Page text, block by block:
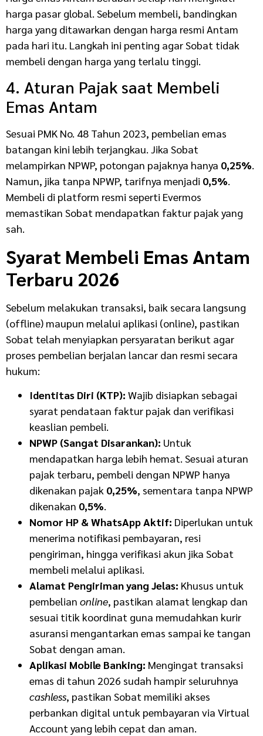
harga pasar global. Sebelum membeli, bandingkan
harga yang ditawarkan dengan harga resmi Antam
pada hari itu. Langkah ini penting agar Sobat tidak
membeli dengan harga yang terlalu tinggi.
4. Aturan Pajak saat Membeli
Emas Antam
Sesuai PMK No. 48 Tahun 2023, pembelian emas
batangan kini lebih terjangkau. Jika Sobat
melampirkan NPWP, potongan pajaknya hanya 0,25%.
Namun, jika tanpa NPWP, tarifnya menjadi 0,5%.
Membeli di platform resmi seperti Evermos
memastikan Sobat mendapatkan faktur pajak yang
sah.
Syarat Membeli Emas Antam
Terbaru 2026
Sebelum melakukan transaksi, baik secara langsung
(offline) maupun melalui aplikasi (online), pastikan
Sobat telah menyiapkan persyaratan berikut agar
proses pembelian berjalan lancar dan resmi secara
hukum:
Identitas Diri (KTP): Wajib disiapkan sebagai
syarat pendataan faktur pajak dan verifikasi
keaslian pembeli.
NPWP (Sangat Disarankan): Untuk
mendapatkan harga lebih hemat. Sesuai aturan
pajak terbaru, pembeli dengan NPWP hanya
dikenakan pajak 0,25%, sementara tanpa NPWP
dikenakan 0,5%.
Nomor HP & WhatsApp Aktif: Diperlukan untuk
menerima notifikasi pembayaran, resi
pengiriman, hingga verifikasi akun jika Sobat
membeli melalui aplikasi.
Alamat Pengiriman yang Jelas: Khusus untuk
pembelian online, pastikan alamat lengkap dan
sesuai titik koordinat guna memudahkan kurir
asuransi mengantarkan emas sampai ke tangan
Sobat dengan aman.
Aplikasi Mobile Banking: Mengingat transaksi
emas di tahun 2026 sudah hampir seluruhnya
cashless, pastikan Sobat memiliki akses
perbankan digital untuk pembayaran via Virtual
Account yang lebih cepat dan aman.